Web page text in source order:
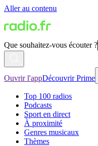
Aller au contenu
Que souhaitez-vous écouter ?
Ouvrir l'appDécouvrir Prime
Top 100 radios
Podcasts
Sport en direct
À proximité
Genres musicaux
Thèmes